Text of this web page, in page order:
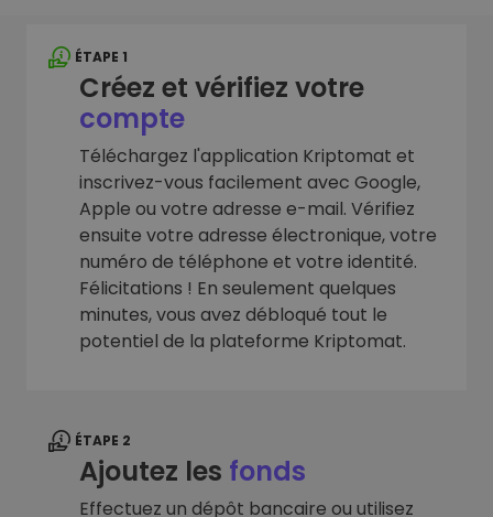
ÉTAPE 1
Créez et vérifiez votre
compte
Téléchargez l'application Kriptomat et
inscrivez-vous facilement avec Google,
Apple ou votre adresse e-mail. Vérifiez
ensuite votre adresse électronique, votre
numéro de téléphone et votre identité.
Félicitations ! En seulement quelques
minutes, vous avez débloqué tout le
potentiel de la plateforme Kriptomat.
ÉTAPE 2
Ajoutez les fonds
Effectuez un dépôt bancaire ou utilisez